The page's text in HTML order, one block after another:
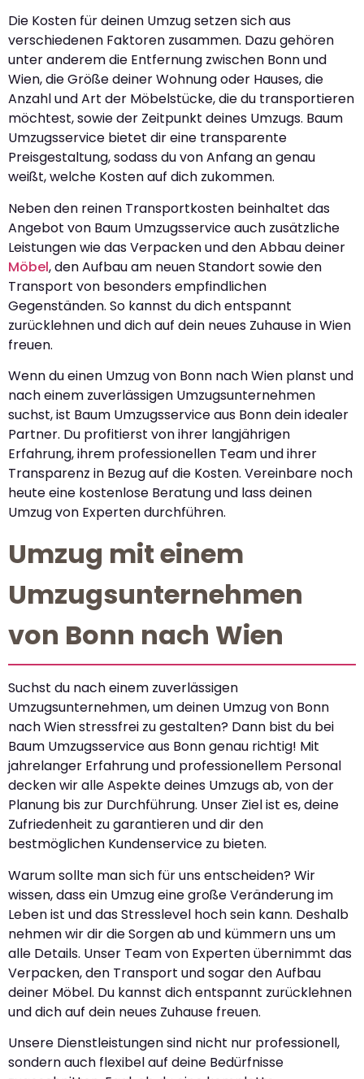
Die Kosten für deinen Umzug setzen sich aus
verschiedenen Faktoren zusammen. Dazu gehören
unter anderem die Entfernung zwischen Bonn und
Wien, die Größe deiner Wohnung oder Hauses, die
Anzahl und Art der Möbelstücke, die du transportieren
möchtest, sowie der Zeitpunkt deines Umzugs. Baum
Umzugsservice bietet dir eine transparente
Preisgestaltung, sodass du von Anfang an genau
weißt, welche Kosten auf dich zukommen.
Neben den reinen Transportkosten beinhaltet das
Angebot von Baum Umzugsservice auch zusätzliche
Leistungen wie das Verpacken und den Abbau deiner
Möbel, den Aufbau am neuen Standort sowie den
Transport von besonders empfindlichen
Gegenständen. So kannst du dich entspannt
zurücklehnen und dich auf dein neues Zuhause in Wien
freuen.
Wenn du einen Umzug von Bonn nach Wien planst und
nach einem zuverlässigen Umzugsunternehmen
suchst, ist Baum Umzugsservice aus Bonn dein idealer
Partner. Du profitierst von ihrer langjährigen
Erfahrung, ihrem professionellen Team und ihrer
Transparenz in Bezug auf die Kosten. Vereinbare noch
heute eine kostenlose Beratung und lass deinen
Umzug von Experten durchführen.
Umzug mit einem
Umzugsunternehmen
von Bonn nach Wien
Suchst du nach einem zuverlässigen
Umzugsunternehmen, um deinen Umzug von Bonn
nach Wien stressfrei zu gestalten? Dann bist du bei
Baum Umzugsservice aus Bonn genau richtig! Mit
jahrelanger Erfahrung und professionellem Personal
decken wir alle Aspekte deines Umzugs ab, von der
Planung bis zur Durchführung. Unser Ziel ist es, deine
Zufriedenheit zu garantieren und dir den
bestmöglichen Kundenservice zu bieten.
Warum sollte man sich für uns entscheiden? Wir
wissen, dass ein Umzug eine große Veränderung im
Leben ist und das Stresslevel hoch sein kann. Deshalb
nehmen wir dir die Sorgen ab und kümmern uns um
alle Details. Unser Team von Experten übernimmt das
Verpacken, den Transport und sogar den Aufbau
deiner Möbel. Du kannst dich entspannt zurücklehnen
und dich auf dein neues Zuhause freuen.
Unsere Dienstleistungen sind nicht nur professionell,
sondern auch flexibel auf deine Bedürfnisse